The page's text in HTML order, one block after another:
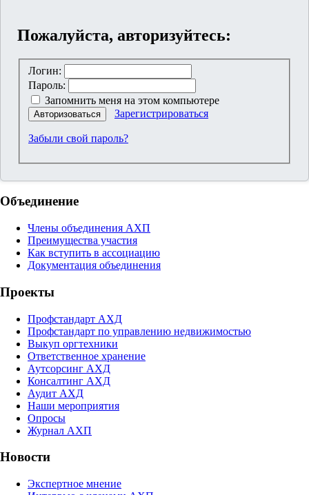
Пожалуйста, авторизуйтесь:
Логин:
Пароль:
Запомнить меня на этом компьютере
Авторизоваться Зарегистрироваться
Забыли свой пароль?
Объединение
Члены объединения АХП
Преимущества участия
Как вступить в ассоциацию
Документация объединения
Проекты
Профстандарт АХД
Профстандарт по управлению недвижимостью
Выкуп оргтехники
Ответственное хранение
Аутсорсинг АХД
Консалтинг АХД
Аудит АХД
Наши мероприятия
Опросы
Журнал АХП
Новости
Экспертное мнение